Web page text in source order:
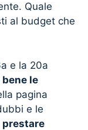
Quale
al budget che
e la 20a
le
pagina
e le
prestare